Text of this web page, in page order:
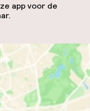
app voor de